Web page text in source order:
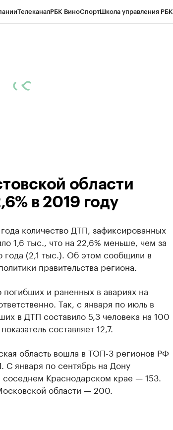
ТелеканалРБК ВиноСпортШкола управления РБК
области
в 2019 году
количество ДТП, зафиксированных
1,6 тыс., что на 22,6% меньше, чем за
(2,1 тыс.). Об этом сообщили в
правительства региона.
погибших и раненных в авариях на
Так, с января по июль в
в ДТП составило 5,3 человека на 100
составляет 12,7.
область вошла в ТОП-3 регионов РФ
С января по сентябрь на Дону
соседнем Краснодарском крае — 153.
области — 200.